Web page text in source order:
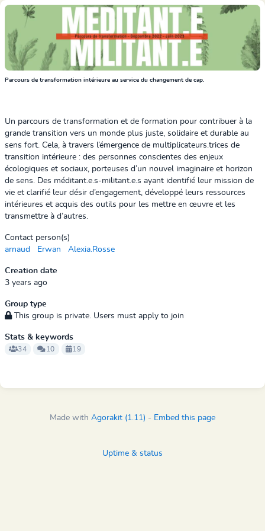
Parcours de transformation intérieure au service du changement de cap
Un parcours de transformation et de formation pour contribuer à la
grande transition vers un monde plus juste, solidaire et durable au
sens fort. Cela, à travers l’émergence de multiplicateurs.trices de
transition intérieure : des personnes conscientes des enjeux
écologiques et sociaux, porteuses d’un nouvel imaginaire et horizon
de sens. Des méditant.e.s-militant.e.s ayant identifié leur mission de
vie et clarifié leur désir d’engagement, développé leurs ressources
intérieures et acquis des outils pour les mettre en œuvre et les
transmettre à d’autres.
Contact person(s)
arnaud
Erwan Alexia.Rosse
Creation date
3 years ago
Group type
This group is private. Users must apply to join
Stats & keywords
34 10 19
Made with Agorakit (1.11) - Embed this page
Uptime & status